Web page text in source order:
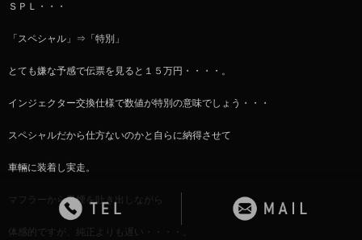
ＳＰＬ・・・
「スペシャル」⇒「特別」
とても嫌な予感で伝票を見ると１５万円・・・・。
インジェクター交換仕様で数値が特別の意味でしょう・・・
スペシャルだから仕方ないのかと自らに納得させて
車輛に装着し実走。
マフラーから黒煙を吐き出しながら
体感的ですが、純正よりも遅い・・・・。